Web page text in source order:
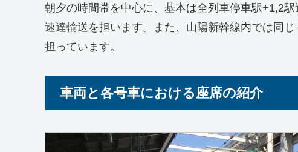
朝夕の時間帯を中心に、基本は全列車停車駅+1,2
速達輸送を担います。また、山陽新幹線内では同
担っています。
車両と各号車における座席の紹介